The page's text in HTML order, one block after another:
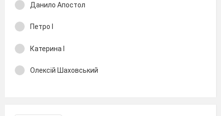
Данило Апостол
Петро І
Катерина І
Олексій Шаховський